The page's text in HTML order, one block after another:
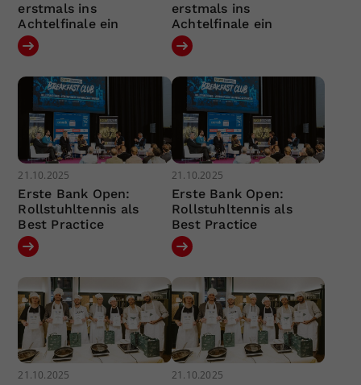
erstmals ins
Achtelfinale ein
erstmals ins
Achtelfinale ein
21.10.2025
Erste Bank Open:
Rollstuhltennis als
Best Practice
21.10.2025
Erste Bank Open:
Rollstuhltennis als
Best Practice
21.10.2025 21.10.2025